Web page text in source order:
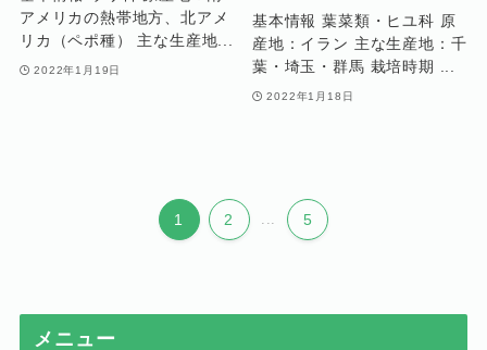
アメリカの熱帯地方、北アメ
リカ（ペポ種） 主な生産地...
2022年1月19日
基本情報 葉菜類・ヒユ科 原
産地：イラン 主な生産地：千
葉・埼玉・群馬 栽培時期 ...
2022年1月18日
1 2 5
メニュー